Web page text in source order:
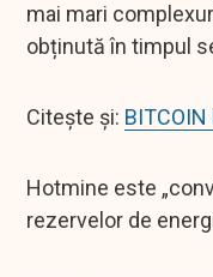
mai mari
obținută în timpul
Citește și: BITCOIN
Hotmine este
rezervelor de